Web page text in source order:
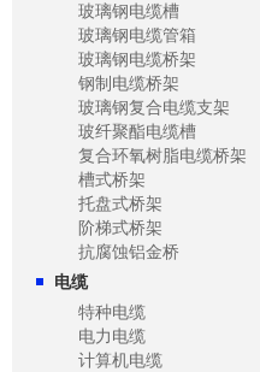
玻璃钢电缆槽
玻璃钢电缆管箱
玻璃钢电缆桥架
钢制电缆桥架
玻璃钢复合电缆支架
玻纤聚酯电缆槽
复合环氧树脂电缆桥架
槽式桥架
托盘式桥架
阶梯式桥架
抗腐蚀铝金桥
电缆
特种电缆
电力电缆
计算机电缆